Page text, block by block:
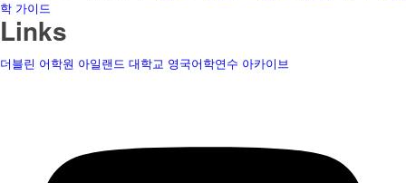
학 가이드
Links
더블린 어학원 아일랜드 대학교 영국어학연수 아카이브